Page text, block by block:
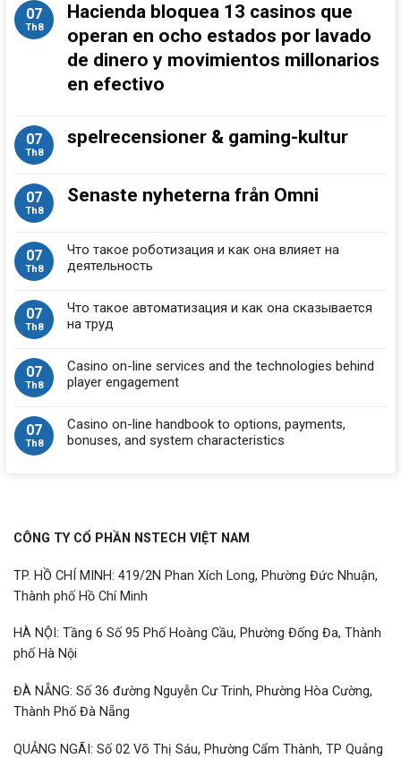
07
Th8
Hacienda bloquea 13 casinos que
operan en ocho estados por lavado
de dinero y movimientos millonarios
en efectivo
07
Th8
spelrecensioner & gaming-kultur
07
Th8
Senaste nyheterna från Omni
07
Th8
Что такое роботизация и как она влияет на
деятельность
07
Th8
Что такое автоматизация и как она сказывается
на труд
07
Th8
Casino on-line services and the technologies behind
player engagement
07
Th8
Casino on-line handbook to options, payments,
bonuses, and system characteristics
CÔNG TY CỔ PHẦN NSTECH VIỆT NAM
TP. HỒ CHÍ MINH: 419/2N Phan Xích Long, Phường Đức Nhuận,
Thành phố Hồ Chí Minh
HÀ NỘI: Tầng 6 Số 95 Phố Hoàng Cầu, Phường Đống Đa, Thành
phố Hà Nội
ĐÀ NẴNG: Số 36 đường Nguyễn Cư Trinh, Phường Hòa Cường,
Thành Phố Đà Nẵng
QUẢNG NGÃI: Số 02 Võ Thị Sáu, Phường Cẩm Thành, TP Quảng